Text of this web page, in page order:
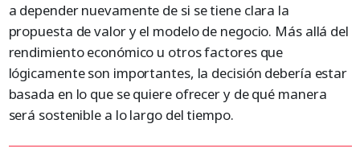
a depender nuevamente de si se tiene clara la
propuesta de valor y el modelo de negocio. Más allá del
rendimiento económico u otros factores que
lógicamente son importantes, la decisión debería estar
basada en lo que se quiere ofrecer y de qué manera
será sostenible a lo largo del tiempo.